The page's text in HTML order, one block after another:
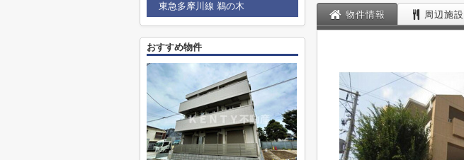
物件情報 周辺施設
東急多摩川線 鵜の木
おすすめ物件